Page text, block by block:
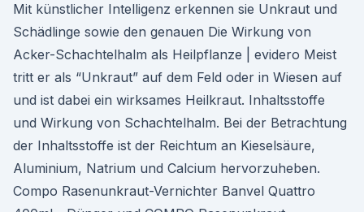
Mit künstlicher Intelligenz erkennen sie Unkraut und
Schädlinge sowie den genauen Die Wirkung von
Acker-Schachtelhalm als Heilpflanze | evidero Meist
tritt er als “Unkraut” auf dem Feld oder in Wiesen auf
und ist dabei ein wirksames Heilkraut. Inhaltsstoffe
und Wirkung von Schachtelhalm. Bei der Betrachtung
der Inhaltsstoffe ist der Reichtum an Kieselsäure,
Aluminium, Natrium und Calcium hervorzuheben.
Compo Rasenunkraut-Vernichter Banvel Quattro